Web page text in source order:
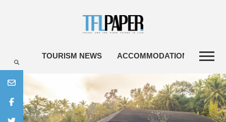
TOURISM NEWS ACCOMMODATIONS